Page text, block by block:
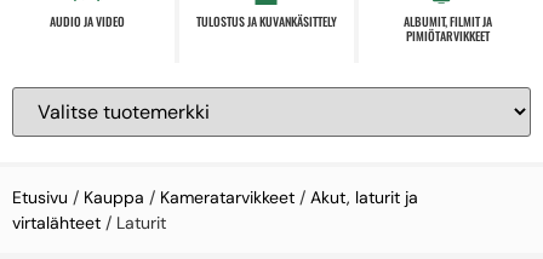
AUDIO JA VIDEO TULOSTUS JA KUVANKÄSITTELY
ALBUMIT, FILMIT JA
PIMIÖTARVIKKEET
Etusivu / Kauppa / Kameratarvikkeet / Akut, laturit ja
virtalähteet / Laturit